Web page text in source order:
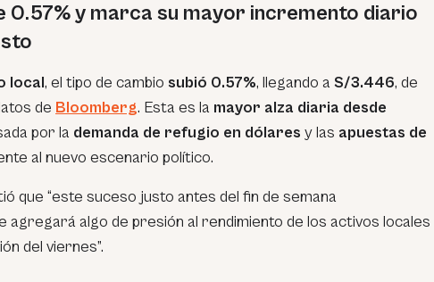
0.57% y marca su mayor incremento diario
local, el tipo de cambio subió 0.57%, llegando a S/3.446, de
de Bloomberg. Esta es la mayor alza diaria desde
por la demanda de refugio en dólares y las apuestas de
al nuevo escenario político.
que “este suceso justo antes del fin de semana
agregará algo de presión al rendimiento de los activos locales
del viernes”.